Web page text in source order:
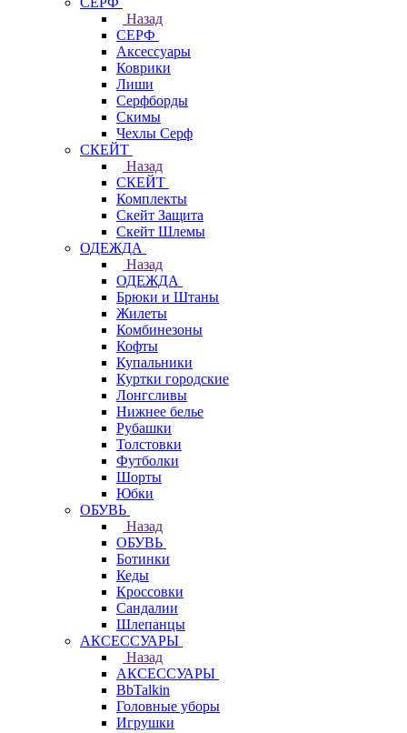
Назад
СЕРФ
Аксессуары
Коврики
Лиши
Серфборды
Скимы
Чехлы Cерф
СКЕЙТ
Назад
СКЕЙТ
Комплекты
Скейт Защита
Скейт Шлемы
ОДЕЖДА
Назад
ОДЕЖДА
Брюки и Штаны
Жилеты
Комбинезоны
Кофты
Купальники
Куртки городские
Лонгсливы
Нижнее белье
Рубашки
Толстовки
Футболки
Шорты
Юбки
ОБУВЬ
Назад
ОБУВЬ
Ботинки
Кеды
Кроссовки
Сандалии
Шлепанцы
АКСЕССУАРЫ
Назад
АКСЕССУАРЫ
BbTalkin
Головные уборы
Игрушки